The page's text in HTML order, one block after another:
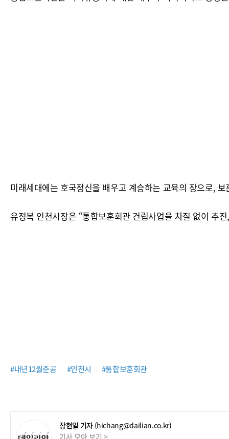
미래세대에는 호국정신을 배우고 계승하는 교육의 장으로,
유정복 인천시장은 “통합보훈회관 건립사업을 차질 없이 추
#내년12월준공 #인천시 #통합보훈회관
장현일 기자 (hichang@dailian.co.kr)
기사 모아 보기 >